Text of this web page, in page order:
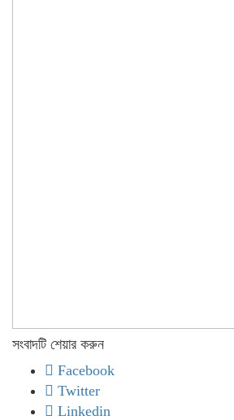
সংবাদটি শেয়ার করুন
Facebook
Twitter
Linkedin